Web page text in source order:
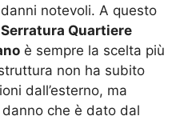
notevoli. A questo
Quartiere
è sempre la scelta più
non ha subito
dall’esterno, ma
che è dato dal